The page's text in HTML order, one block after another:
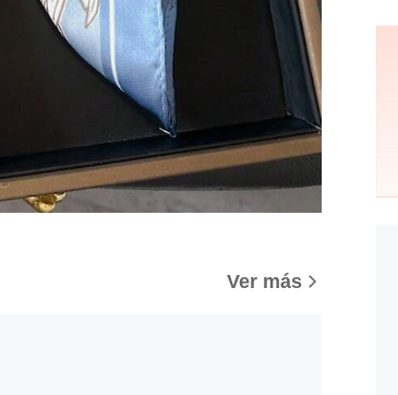
Ver más